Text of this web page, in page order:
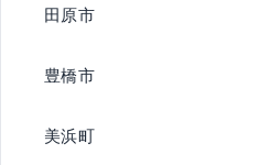
田原市
豊橋市
美浜町